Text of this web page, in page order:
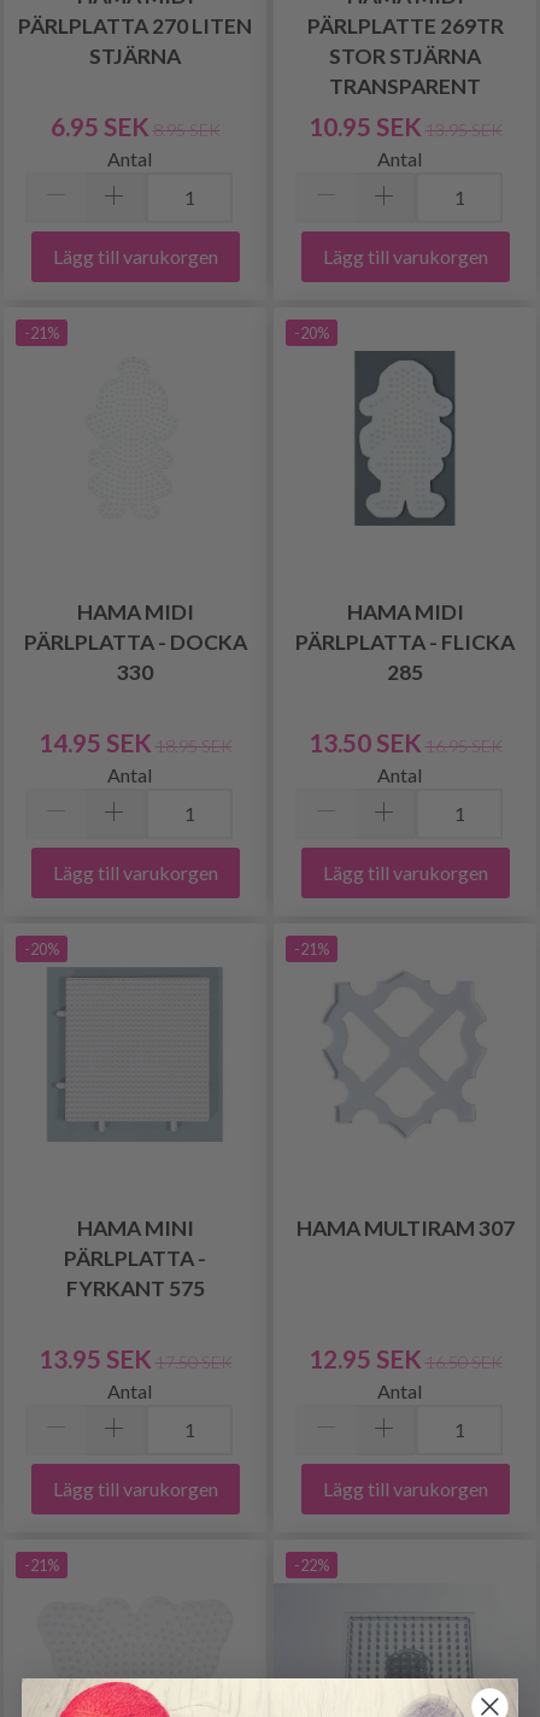
PÄRLPLATTA 270 LITEN
STJÄRNA
6.95 SEK 8.95 SEK
Antal
Lägg till varukorgen
PÄRLPLATTE 269TR
STOR STJÄRNA
TRANSPARENT
10.95 SEK 13.95 SEK
Antal
Lägg till varukorgen
-21%
HAMA MIDI
PÄRLPLATTA - DOCKA
330
14.95 SEK 18.95 SEK
Antal
Lägg till varukorgen
-20%
HAMA MIDI
PÄRLPLATTA - FLICKA
285
13.50 SEK 16.95 SEK
Antal
Lägg till varukorgen
-20%
HAMA MINI
PÄRLPLATTA -
FYRKANT 575
13.95 SEK 17.50 SEK
Antal
Lägg till varukorgen
-21%
HAMA MULTIRAM 307
12.95 SEK 16.50 SEK
Antal
Lägg till varukorgen
-21% -22%